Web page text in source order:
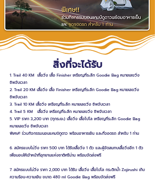
สิ่งที่จะได้รับ
1. Trail 40 KM เสื้อวิ่ง เสื้อ Finisher เหรียญที่ระลึก Goodie Bag หมายเลขวิ่ง
ชิพจับเวลา
2. Trail 20 KM เสื้อวิ่ง เสื้อ Finisher เหรียญที่ระลึก Goodie Bag หมายเลขวิ่ง
ชิพจับเวลา
3. Trail 10 KM เสื้อวิ่ง เหรียญที่ระลึก หมายเลขวิ่ง ชิพจับเวลา
4. Trail 5 KM เสื้อวิ่ง เหรียญที่ระลึก หมายเลขวิ่ง ชิพจับเวลา
5. VIP ราคา 3,200 บาท (ทุกระยะ) เสื้อวิ่ง เสื้อโปโล เหรียญที่ระลึก Goodie Bag
หมายเลขวิ่ง ชิพจับเวลา
พิเศษ!! ร่วมกิจกรรมนอนแคมป์ดูดาว พร้อมอาหารเย็น และที่จอดรถ สำหรับ 1 ท่าน
6. สมัครแบบไม่วิ่ง ราคา 500 บาท ได้รับเสื้อวิ่ง 1 ตัว และผู้จัดสมทบเสื้อวิ่งอีก 1 ตัว
เพื่อมอบให้เจ้าหน้าที่อุทยานแห่งชาติศรีน่าน พร้อมจัดส่งฟรี
7. สมัครแบบไม่วิ่ง ราคา 2,000 บาท ได้รับ เสื้อวิ่ง เสื้อโปโล กระติกน้ำ Zojirushi เก็บ
ความร้อน-ความเย็น ขนาด 480 ml Goodie Bag พร้อมจัดส่งฟรี